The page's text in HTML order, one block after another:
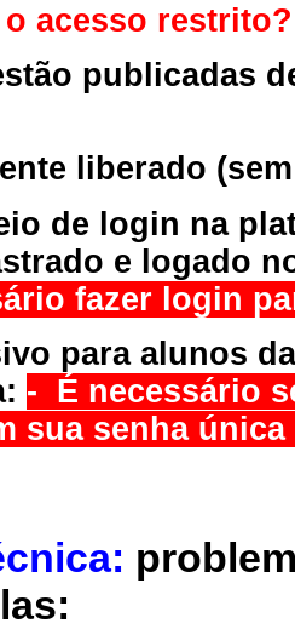
acesso restrito?
publicadas
liberado
de login na
e logado
fazer login
para alunos
- É necessário
sua senha